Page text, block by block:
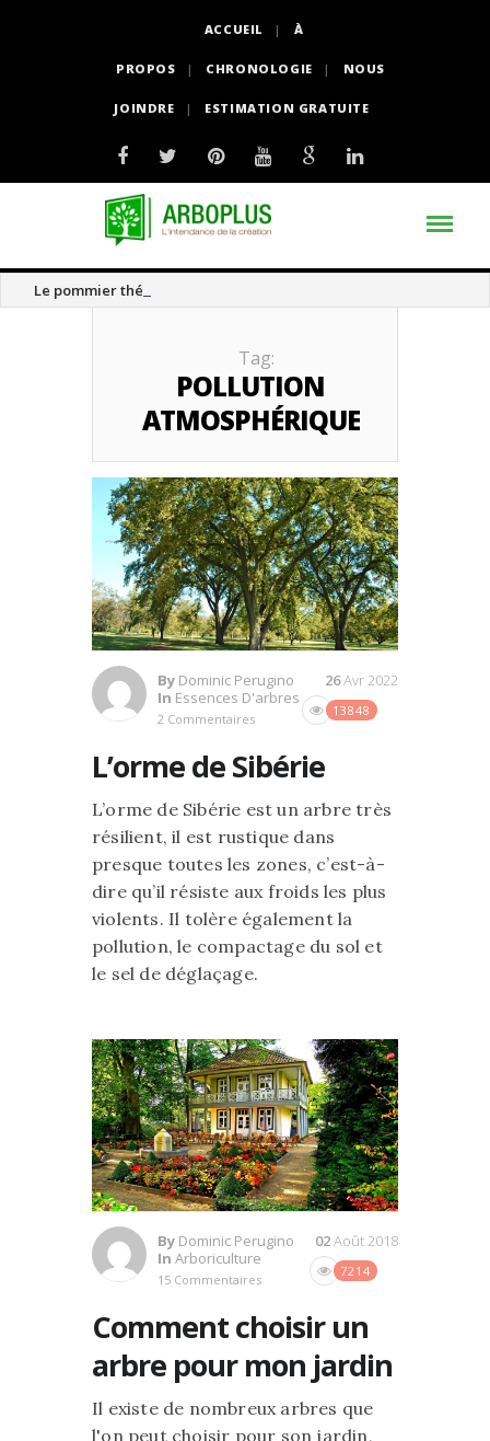
ACCUEIL À
PROPOS CHRONOLOGIE NOUS
JOINDRE ESTIMATION GRATUITE
Le pommier thé
Tag:
POLLUTION
ATMOSPHÉRIQUE
By Dominic Perugino
In Essences D'arbres
2 Commentaires
13848
26Avr 2022
L’orme de Sibérie
L’orme de Sibérie est un arbre très
résilient, il est rustique dans
presque toutes les zones, c’est-à-
dire qu’il résiste aux froids les plus
violents. Il tolère également la
pollution, le compactage du sol et
le sel de déglaçage.
By Dominic Perugino
In Arboriculture
15 Commentaires
7214
02Août 2018
Comment choisir un
arbre pour mon jardin
Il existe de nombreux arbres que
l'on peut choisir pour son jardin,